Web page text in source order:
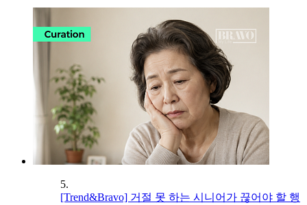
5.
[Trend&Bravo] 거절 못 하는 시니어가 끊어야 할 행